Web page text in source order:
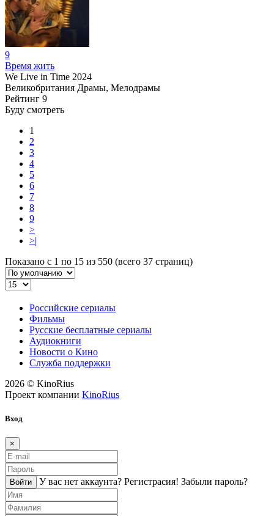
9
Время жить
We Live in Time 2024
Великобритания Драмы, Мелодрамы
Рейтинг 9
Буду смотреть
1
2
3
4
5
6
7
8
9
>
>|
Показано с 1 по 15 из 550 (всего 37 страниц)
Российские сериалы
Фильмы
Русские бесплатные сериалы
Аудиокниги
Новости о Кино
Служба поддержки
2026 © KinoRius
Проект компании KinoRius
Вход
×
Войти У вас нет аккаунта? Регистраcия! Забыли пароль?